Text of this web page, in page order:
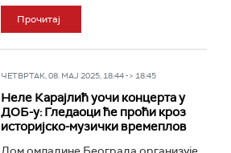
Прочитај
ЧЕТВРТАК, 08. МАЈ 2025, 18:44 -> 18:45
Неле Карајлић уочи концерта у
ДОБ-у: Гледаоци ће проћи кроз
историјско-музички времеплов